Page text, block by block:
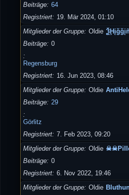
Beiträge
64
Registriert
19. Mär 2024, 01:10
Mitglieder der Gruppe
Oldie
Beiträge
0
Regensburg
Registriert
16. Jun 2023, 08:46
Mitglieder der Gruppe
Oldie
Beiträge
29
Görlitz
Registriert
7. Feb 2023, 09:20
Mitglieder der Gruppe
Oldie
Beiträge
0
Registriert
6. Nov 2022, 19:46
Mitglieder der Gruppe
Oldie